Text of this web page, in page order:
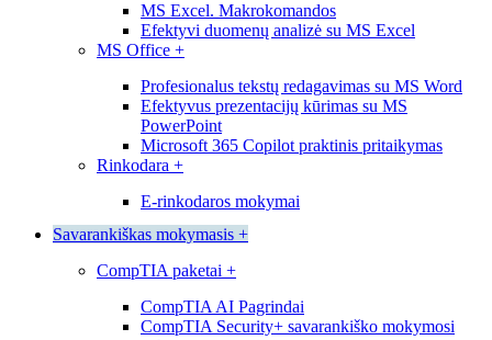
MS Excel. Makrokomandos
Efektyvi duomenų analizė su MS Excel
MS Office +
Profesionalus tekstų redagavimas su MS Word
Efektyvus prezentacijų kūrimas su MS
PowerPoint
Microsoft 365 Copilot praktinis pritaikymas
Rinkodara +
E-rinkodaros mokymai
Savarankiškas mokymasis +
CompTIA paketai +
CompTIA AI Pagrindai
CompTIA Security+ savarankiško mokymosi